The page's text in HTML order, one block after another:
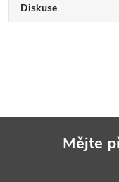
Diskuse
Mějte